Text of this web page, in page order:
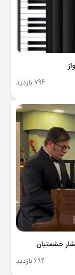
796 بازدید
حشمتیان
694 بازدید